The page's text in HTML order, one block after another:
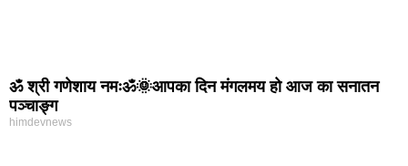
ॐ श्री गणेशाय नमःॐ🌞आपका दिन मंगलमय हो आज का सनातन
पञ्चाङ्ग
himdevnews